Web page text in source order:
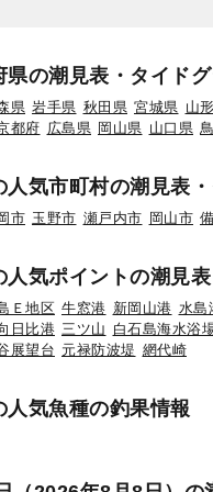
県の潮見表・タイド
県 岩手県 秋田県 宮城県 山
都府 広島県 岡山県 山口県
人気市町村の潮見表
市 玉野市 瀬戸内市 岡山市
人気ポイントの潮見
Ｅ地区 牛窓港 新岡山港 水島
日比港 三ツ山 白石島海水浴
展望台 元禄防波堤 網代崎
人気魚種の釣果情報